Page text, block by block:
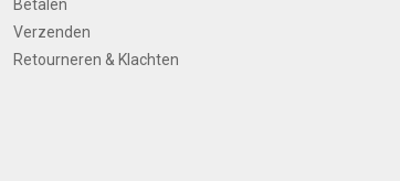
Betalen
Verzenden
Retourneren & Klachten